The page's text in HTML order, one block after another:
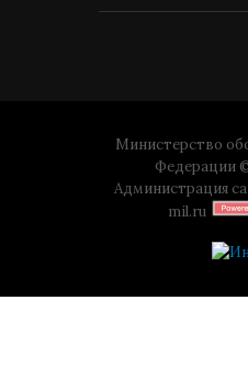
Министерство
Федерации
Администрация
mil.ru